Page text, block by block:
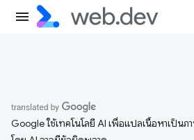
Google ใช้เทคโนโลยี AI เพื่อแปลเนื้อหาเป็น